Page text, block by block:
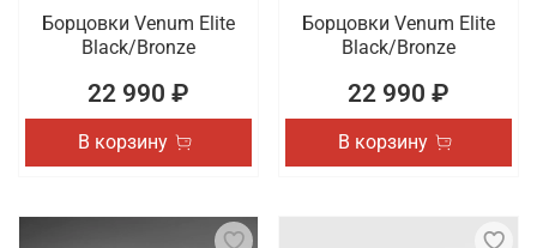
Борцовки Venum Elite
Black/Bronze
22 990 ₽
В корзину
Борцовки Venum Elite
Black/Bronze
22 990 ₽
В корзину